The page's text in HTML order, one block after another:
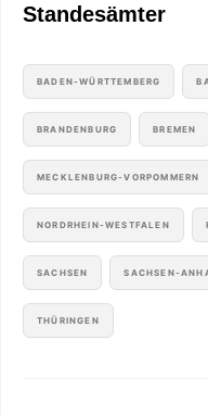
Standesämter
BADEN-WÜRTTEMBERG
BRANDENBURG BREMEN
MECKLENBURG-VORPOMMERN
NORDRHEIN-WESTFALEN
SACHSEN SACHSEN-
THÜRINGEN